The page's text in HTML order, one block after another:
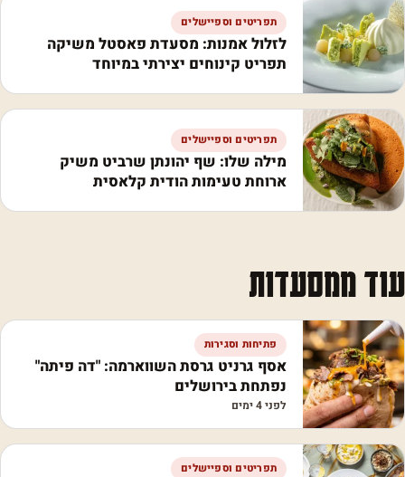
תפריטים וספיישלים
לזלול אמנות: מסעדת פאסטל משיקה
תפריט קינוחים יצירתי במיוחד
תפריטים וספיישלים
מילה שלו: שף יהונתן שרביט משיק
ארוחת טעימות הודית קלאסית
עוד ממסעדות
פתיחות וסגירות
אסף גרניט גרסת השווארמה: "דה פיתה"
נפתחת בירושלים
לפני 4 ימים
תפריטים וספיישלים